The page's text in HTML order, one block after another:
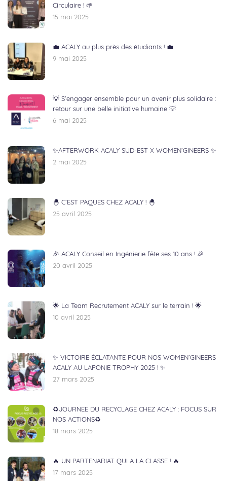
Circulaire ! 🌱
15 mai 2025
💼 ACALY au plus près des étudiants ! 💼
9 mai 2025
💡 S’engager ensemble pour un avenir plus solidaire :
retour sur une belle initiative humaine 💡
6 mai 2025
✨AFTERWORK ACALY SUD-EST X WOMEN’GINEERS ✨
2 mai 2025
🐣 C’EST PAQUES CHEZ ACALY ! 🐣
25 avril 2025
🎉 ACALY Conseil en Ingénierie fête ses 10 ans ! 🎉
20 avril 2025
🌟 La Team Recrutement ACALY sur le terrain ! 🌟
10 avril 2025
✨ VICTOIRE ÉCLATANTE POUR NOS WOMEN’GINEERS
ACALY AU LAPONIE TROPHY 2025 ! ✨
27 mars 2025
♻️JOURNEE DU RECYCLAGE CHEZ ACALY : FOCUS SUR
NOS ACTIONS♻️
18 mars 2025
🔥 UN PARTENARIAT QUI A LA CLASSE ! 🔥
17 mars 2025